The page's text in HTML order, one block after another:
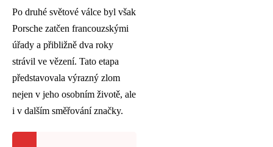
Po druhé světové válce byl však
Porsche zatčen francouzskými
úřady a přibližně dva roky
strávil ve vězení. Tato etapa
představovala výrazný zlom
nejen v jeho osobním životě, ale
i v dalším směřování značky.